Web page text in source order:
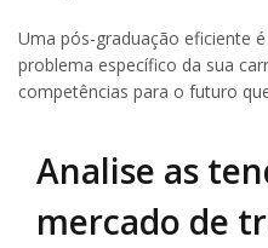
Uma pós-graduação eficiente
problema específico da sua
competências para o futuro
Analise as
mercado de